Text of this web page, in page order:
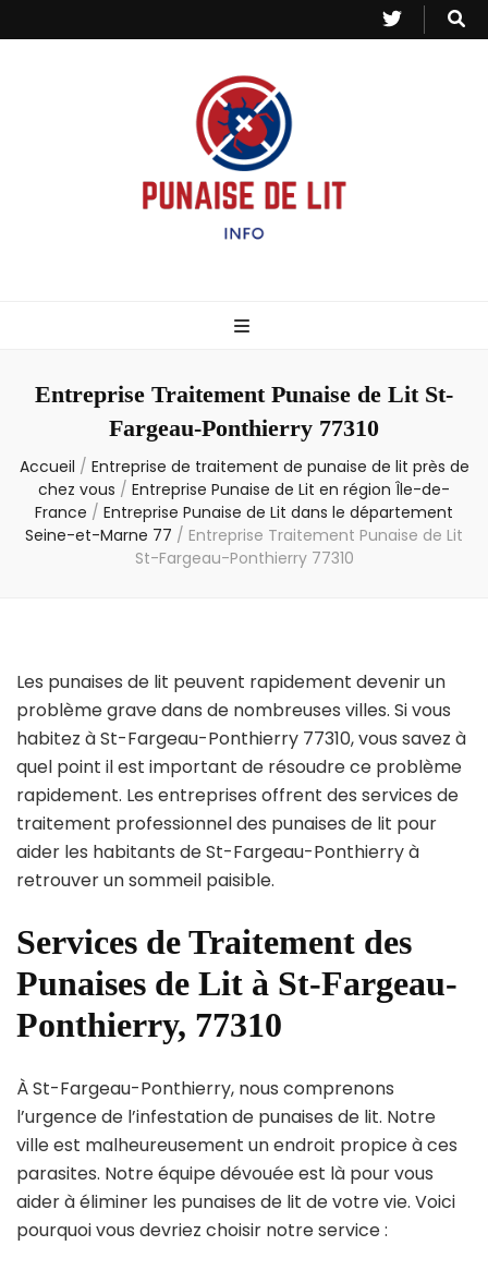
– Info
Entreprise Traitement Punaise de Lit St-
Fargeau-Ponthierry 77310
Accueil / Entreprise de traitement de punaise de lit près de
chez vous / Entreprise Punaise de Lit en région Île-de-
France / Entreprise Punaise de Lit dans le département
Seine-et-Marne 77 / Entreprise Traitement Punaise de Lit
St-Fargeau-Ponthierry 77310
Les punaises de lit peuvent rapidement devenir un
problème grave dans de nombreuses villes. Si vous
habitez à St-Fargeau-Ponthierry 77310, vous savez à
quel point il est important de résoudre ce problème
rapidement. Les entreprises offrent des services de
traitement professionnel des punaises de lit pour
aider les habitants de St-Fargeau-Ponthierry à
retrouver un sommeil paisible.
Services de Traitement des
Punaises de Lit à St-Fargeau-
Ponthierry, 77310
À St-Fargeau-Ponthierry, nous comprenons
l’urgence de l’infestation de punaises de lit. Notre
ville est malheureusement un endroit propice à ces
parasites. Notre équipe dévouée est là pour vous
aider à éliminer les punaises de lit de votre vie. Voici
pourquoi vous devriez choisir notre service :